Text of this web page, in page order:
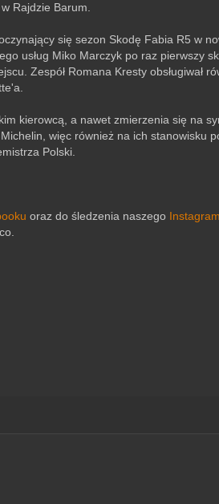
Rajdzie Barum.
się sezon Skodę Fabia R5 w
usług Miko Marczyk po raz pierwszy
Zespół Romana Kresty obsługiwał
kierowcą, a nawet zmierzenia się na
więc również na ich stanowisku
Polski.
oraz do śledzenia naszego